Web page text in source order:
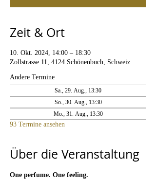
Zeit & Ort
10. Okt. 2024, 14:00 – 18:30
Zollstrasse 11, 4124 Schönenbuch, Schweiz
Andere Termine
Sa., 29. Aug., 13:30
So., 30. Aug., 13:30
Mo., 31. Aug., 13:30
93 Termine ansehen
Über die Veranstaltung
One perfume. One feeling.